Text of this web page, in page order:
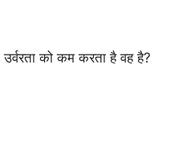
को कम करता है वह है?